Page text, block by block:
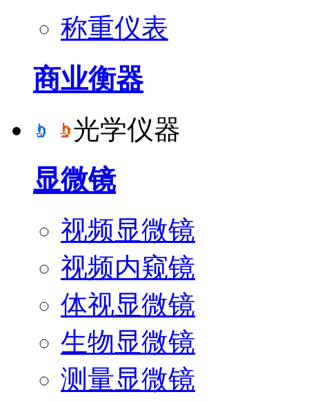
称重仪表
商业衡器
光学仪器
显微镜
视频显微镜
视频内窥镜
体视显微镜
生物显微镜
测量显微镜